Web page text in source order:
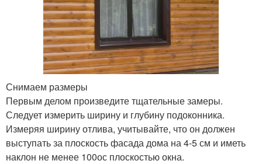
Снимаем размеры
Первым делом произведите тщательные замеры.
Следует измерить ширину и глубину подоконника.
Измеряя ширину отлива, учитывайте, что он должен
выступать за плоскость фасада дома на 4-5 см и иметь
наклон не менее 100ос плоскостью окна.